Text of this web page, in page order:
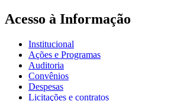
Acesso à Informação
Institucional
Ações e Programas
Auditoria
Convênios
Despesas
Licitações e contratos